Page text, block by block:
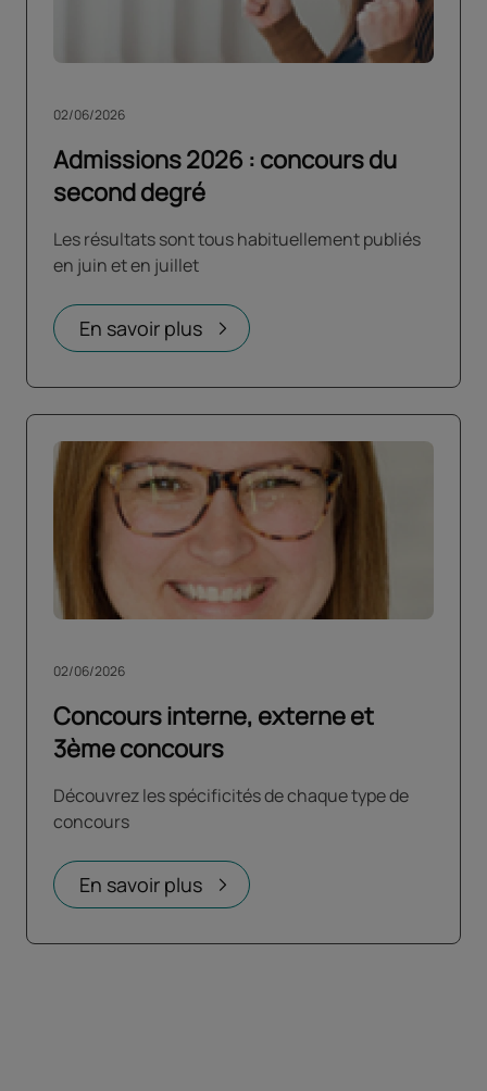
Admissions 2026 : concours du
second degré
02/06/2026
Les résultats sont tous habituellement publiés
en juin et en juillet
En savoir plus
Concours interne, externe et
3ème concours
02/06/2026
Découvrez les spécificités de chaque type de
concours
En savoir plus